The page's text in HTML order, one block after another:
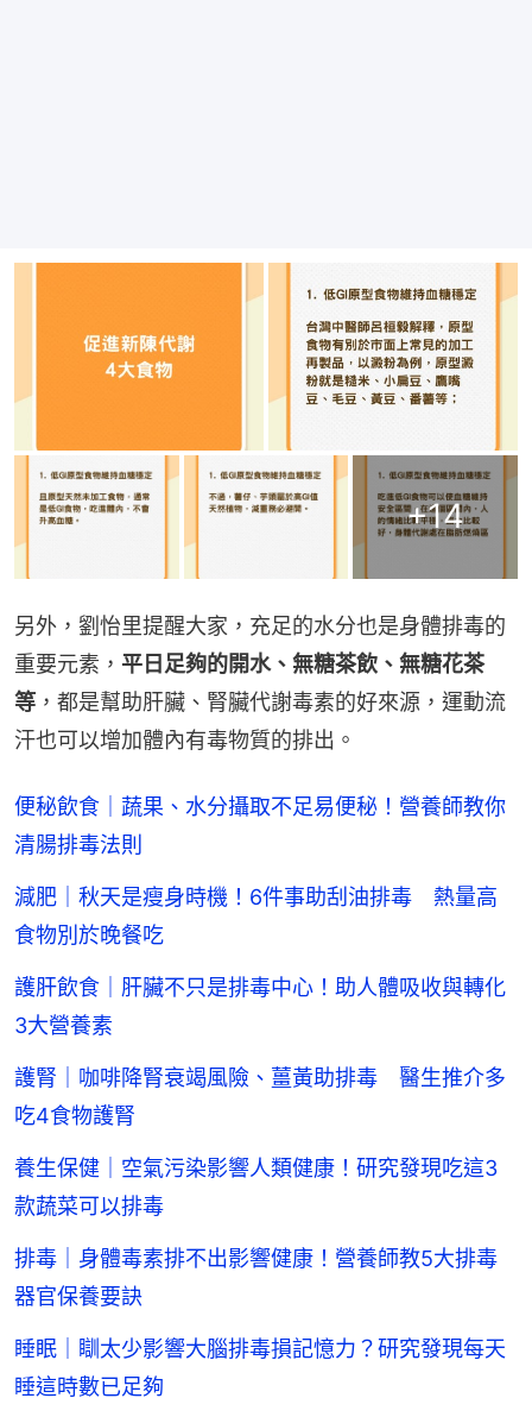
+14
另外，劉怡里提醒大家，充足的水分也是身體排毒的
重要元素， 平日足夠的開水、無糖茶飲、無糖花茶
等 ，都是幫助肝臟、腎臟代謝毒素的好來源，運動流
汗也可以增加體內有毒物質的排出。
便秘飲食｜蔬果、水分攝取不足易便秘！營養師教你
清腸排毒法則
減肥｜秋天是瘦身時機！6件事助刮油排毒 熱量高
食物別於晚餐吃
護肝飲食｜肝臟不只是排毒中心！助人體吸收與轉化
3大營養素
護腎｜咖啡降腎衰竭風險、薑黃助排毒 醫生推介多
吃4食物護腎
養生保健｜空氣污染影響人類健康！研究發現吃這3
款蔬菜可以排毒
排毒｜身體毒素排不出影響健康！營養師教5大排毒
器官保養要訣
睡眠｜瞓太少影響大腦排毒損記憶力？研究發現每天
睡這時數已足夠